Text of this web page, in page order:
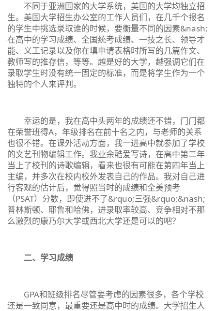
不同于亚洲国家的大学系统，美国的大学均独立招
生。美国大学招生办公室的工作人员们，在几千个报名
的学生中挑选录取谁的时候，要衡量不同的因素&nash;
在高中的学习成绩、全国统考成绩、一技之长、领导才
能、义工记录以及你在填申请表格时所写的几篇作文、
教师写的推存信，等等。越是好的大学，越强调它们在
录取学生时没有统一固定的标准，而是将学生作为一个
独特的个人来评判。
幸运的是，我在高中头两年的成绩还不错，门门都
在荣誉班得A，年级排名在前十名之内，与老师的关系
也很不错。在课外活动方面，我一进高中就参加了学校
的文艺刊物编辑工作。我业余酷爱写诗，在高中第二年
当上了校刊的诗歌编辑，看来也很有可能在第四年当上
主编，并多次在校内校外发表自己的作品。我对自己进
行客观的估计后，觉得照当时的成绩和全美预考
（PSAT）分数，即使进不了&rquo;三强&rquo;&nash;
普林斯顿、耶鲁和哈佛，进录取率较高、竞争相对不那
么激烈的康乃尔大学或西北大学还是可以的吧？
二、学习成绩
GPA和班级排名尽管要考虑的因素很多，各个学校
还是一致同意，最重要还是高中时的成绩。大学招生人